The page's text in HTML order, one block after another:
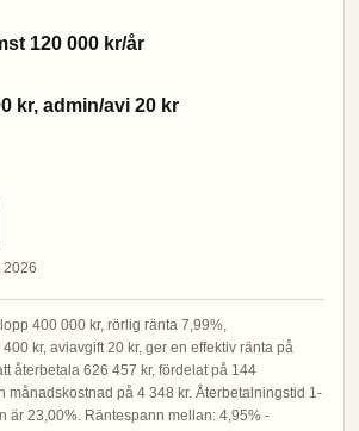
120 000 kr/år
kr, admin/avi 20 kr
2026
400 000 kr, rörlig ränta 7,99%,
kr, aviavgift 20 kr, ger en effektiv ränta på
återbetala 626 457 kr, fördelat på 144
månadskostnad på 4 348 kr. Återbetalningstid 1-
är 23,00%. Räntespann mellan: 4,95% -